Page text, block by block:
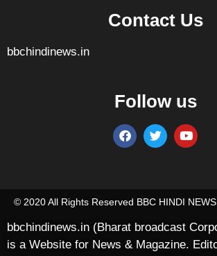
Contact Us
bbchindinews.in
Follow us
© 2020 All Rights Reserved BBC HINDI
bbchindinews.in (Bharat broadcast
is a Website for News & Magazine.